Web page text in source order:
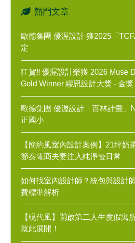
熱門文章
歐德集團 優渥設計 獲2025「
定
狂賀!! 優渥設計榮獲 2026 Muse
Gold Winner 繆思設計大獎 - 金獎
歐德集團 優渥設計「百林計畫」
正國小
【簡約風室內設計案例】21坪奶
節奏電商夫妻注入純淨慢日常
如何找室內設計師？統包與設計
費標準解析
【現代風】開啟第二人生度假寓
就此展開！